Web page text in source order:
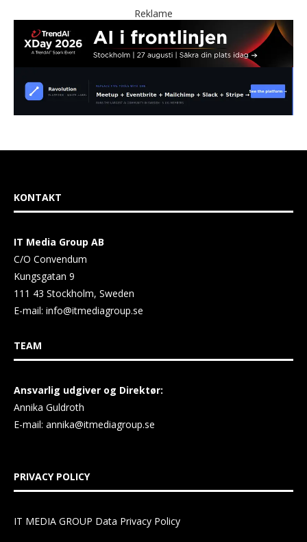
Reklame
KONTAKT
IT Media Group AB
C/O Convendum
Kungsgatan 9
111 43 Stockholm, Sweden
E-mail: info@itmediagroup.se
TEAM
Ansvarlig udgiver og Direktør:
Annika Guldroth
E-mail: annika@itmediagroup.se
PRIVACY POLICY
IT MEDIA GROUP Data Privacy Policy